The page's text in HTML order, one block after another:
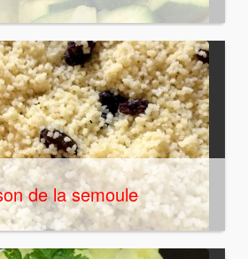
de la semoule